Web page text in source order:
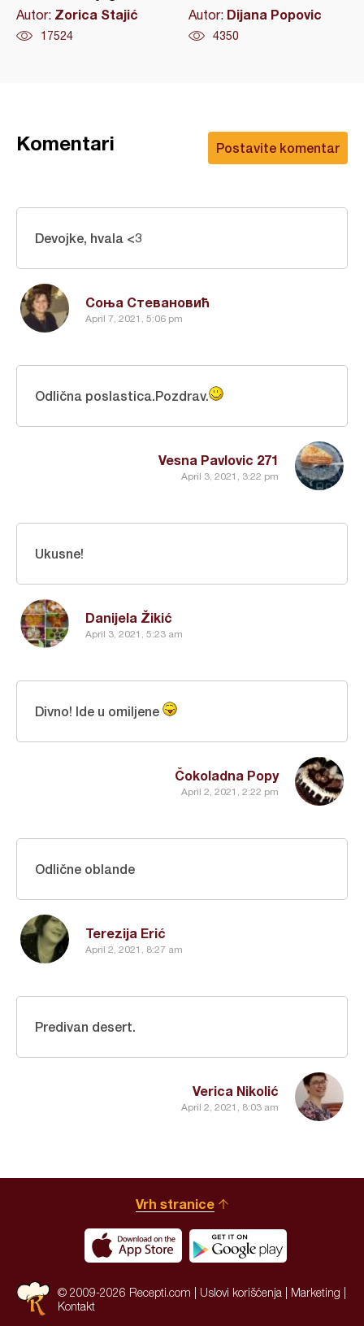
Autor: Zorica Stajić
17524
Autor: Dijana Popovic
4350
Postavite komentar
Komentari
Соња Стевановић
April 7, 2021, 5:06 pm
Devojke, hvala <3
Vesna Pavlovic 271
April 3, 2021, 3:22 pm
Odlična poslastica.Pozdrav.
Danijela Žikić
April 3, 2021, 5:23 am
Ukusne!
Čokoladna Popy
April 2, 2021, 2:22 pm
Divno! Ide u omiljene
Terezija Erić
April 2, 2021, 8:27 am
Odlične oblande
Verica Nikolić
April 2, 2021, 8:03 am
Predivan desert.
Vrh stranice
© 2009-2026 Recepti.com | Uslovi korišćenja Marketing
Kontakt